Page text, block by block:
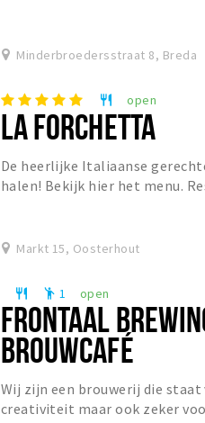
Minderbroedersstraat 8, Breda
restaurant open
LA FORCHETTA
De heerlijke Italiaanse
halen! Bekijk hier het menu.
Markt 15, Oosterhout
restaurant emoji_people 1 open
FRONTAAL
BROUWCAFÉ
Wij zijn een brouwerij die
creativiteit maar ook zeker